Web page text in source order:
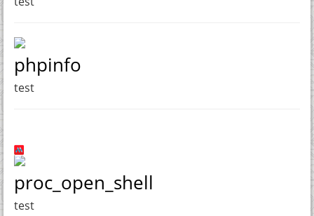
phpinfo
test
proc_open_shell
test